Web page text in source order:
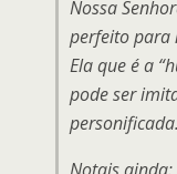
Nossa
perfeito para
Ela que é a
pode ser
personificada.